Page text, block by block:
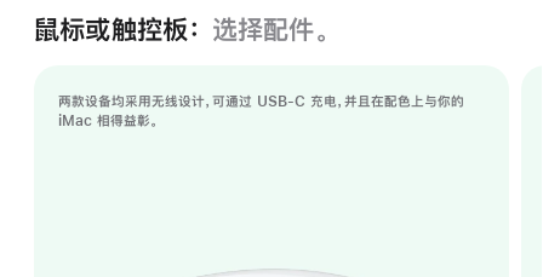
鼠标或触控板： 选择配件。
两款设备均采用无线设计，可通过 USB-C 充电，并且在配色上与你的
iMac 相得益彰。